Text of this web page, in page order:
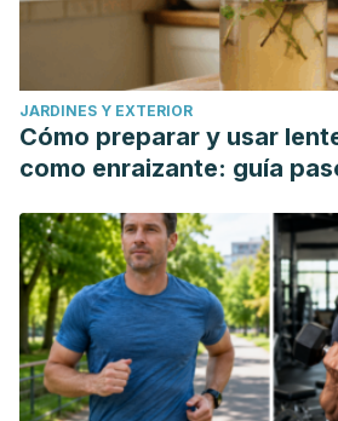
JARDINES Y EXTERIOR
Cómo preparar y usar
como enraizante: guía